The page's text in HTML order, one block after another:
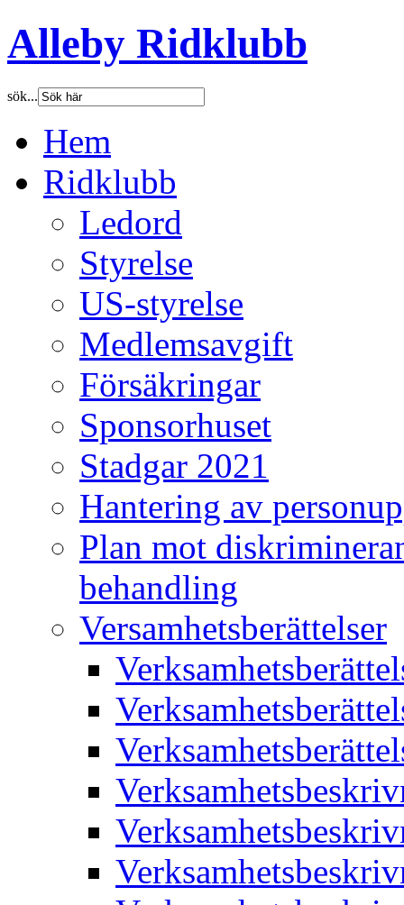
Alleby Ridklubb
sök...
Hem
Ridklubb
Ledord
Styrelse
US-styrelse
Medlemsavgift
Försäkringar
Sponsorhuset
Stadgar 2021
Hantering av
Plan mot
behandling
Versamhetsberättelser